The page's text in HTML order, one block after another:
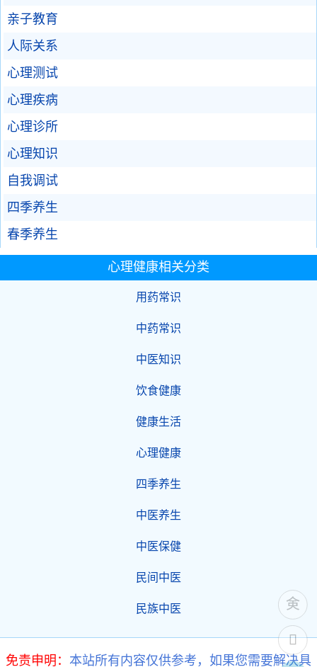
亲子教育
人际关系
心理测试
心理疾病
心理诊所
心理知识
自我调试
四季养生
春季养生
心理健康相关分类
用药常识
中药常识
中医知识
饮食健康
健康生活
心理健康
四季养生
中医养生
中医保健
民间中医
民族中医
免责申明： 本站所有内容仅供参考，如果您需要解决具